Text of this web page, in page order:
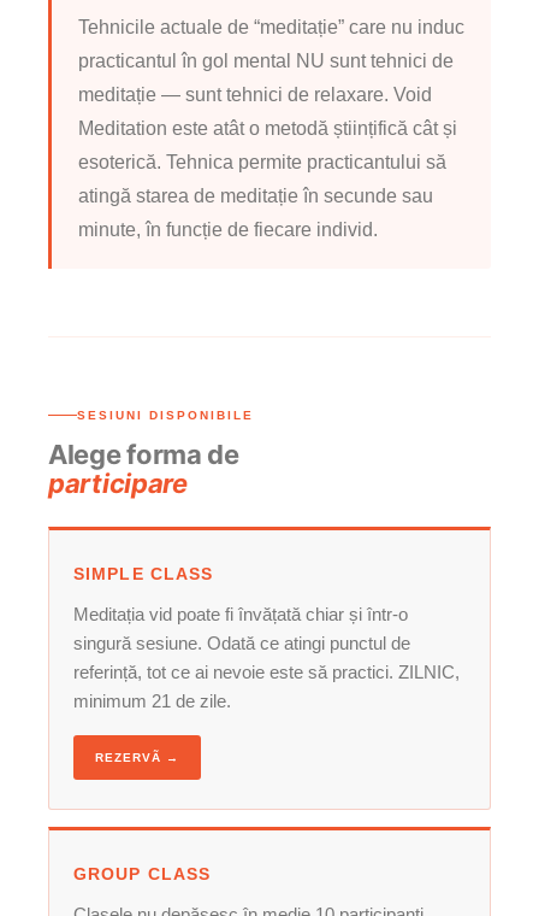
Tehnicile actuale de “meditație” care nu induc
practicantul în gol mental NU sunt tehnici de
meditație — sunt tehnici de relaxare. Void
Meditation este atât o metodă științifică cât și
esoterică. Tehnica permite practicantului să
atingă starea de meditație în secunde sau
minute, în funcție de fiecare individ.
SESIUNI DISPONIBILE
Alege forma de
participare
SIMPLE CLASS
Meditația vid poate fi învățată chiar și într-o
singură sesiune. Odată ce atingi punctul de
referință, tot ce ai nevoie este să practici. ZILNIC,
minimum 21 de zile.
REZERVÃ →
GROUP CLASS